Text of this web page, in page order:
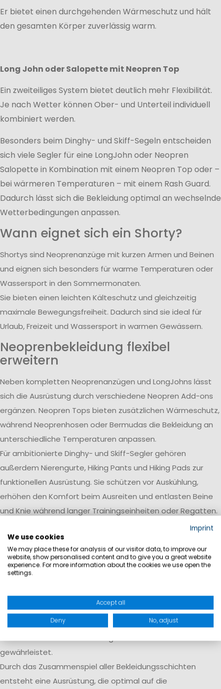
Er bietet einen durchgehenden Wärmeschutz und hält
den gesamten Körper zuverlässig warm.
Long John oder Salopette mit Neopren Top
Ein zweiteiliges System bietet deutlich mehr Flexibilität.
Je nach Wetter können Ober- und Unterteil individuell
kombiniert werden.
Besonders beim Dinghy- und Skiff-Segeln entscheiden
sich viele Segler für eine LongJohn oder Neopren
Salopette in Kombination mit einem Neopren Top oder –
bei wärmeren Temperaturen – mit einem Rash Guard.
Dadurch lässt sich die Bekleidung optimal an wechselnde
Wetterbedingungen anpassen.
Wann eignet sich ein Shorty?
Shortys sind Neoprenanzüge mit kurzen Armen und Beinen
und eignen sich besonders für warme Temperaturen oder
Wassersport in den Sommermonaten.
Sie bieten einen leichten Kälteschutz und gleichzeitig
maximale Bewegungsfreiheit. Dadurch sind sie ideal für
Urlaub, Freizeit und Wassersport in warmen Gewässern.
Neoprenbekleidung flexibel
erweitern
Neben kompletten Neoprenanzügen und LongJohns lässt
sich die Ausrüstung durch verschiedene Neopren Add-ons
ergänzen. Neopren Tops bieten zusätzlichen Wärmeschutz,
während Neoprenhosen oder Bermudas die Bekleidung an
unterschiedliche Temperaturen anpassen.
Für ambitionierte Dinghy- und Skiff-Segler gehören
außerdem Nierengurte, Hiking Pants und Hiking Pads zur
funktionellen Ausrüstung. Sie schützen vor Auskühlung,
erhöhen den Komfort beim Ausreiten und entlasten Beine
und Knie während langer Trainingseinheiten oder Regatten.
Neoprenanzüge als Teil einer
funktionalen Segelausrüstung
Neoprenanzüge bilden die Grundlage vieler
Bekleidungssysteme im sportlichen Segeln. In Kombination
mit Neoprenschuhen schützen sie zuverlässig vor Kälte und
Nässe. Ergänzt durch ein Spraytop entsteht zusätzlicher
Schutz vor Wind und Spritzwasser, während eine passende
gewährleistet.
Durch das Zusammenspiel aller Bekleidungsschichten
entsteht eine Ausrüstung, die optimal auf die
Imprint
We use cookies
We may place these for analysis of our visitor data, to improve our
website, show personalised content and to give you a great website
experience. For more information about the cookies we use open the
settings.
Accept all
Deny No, adjust